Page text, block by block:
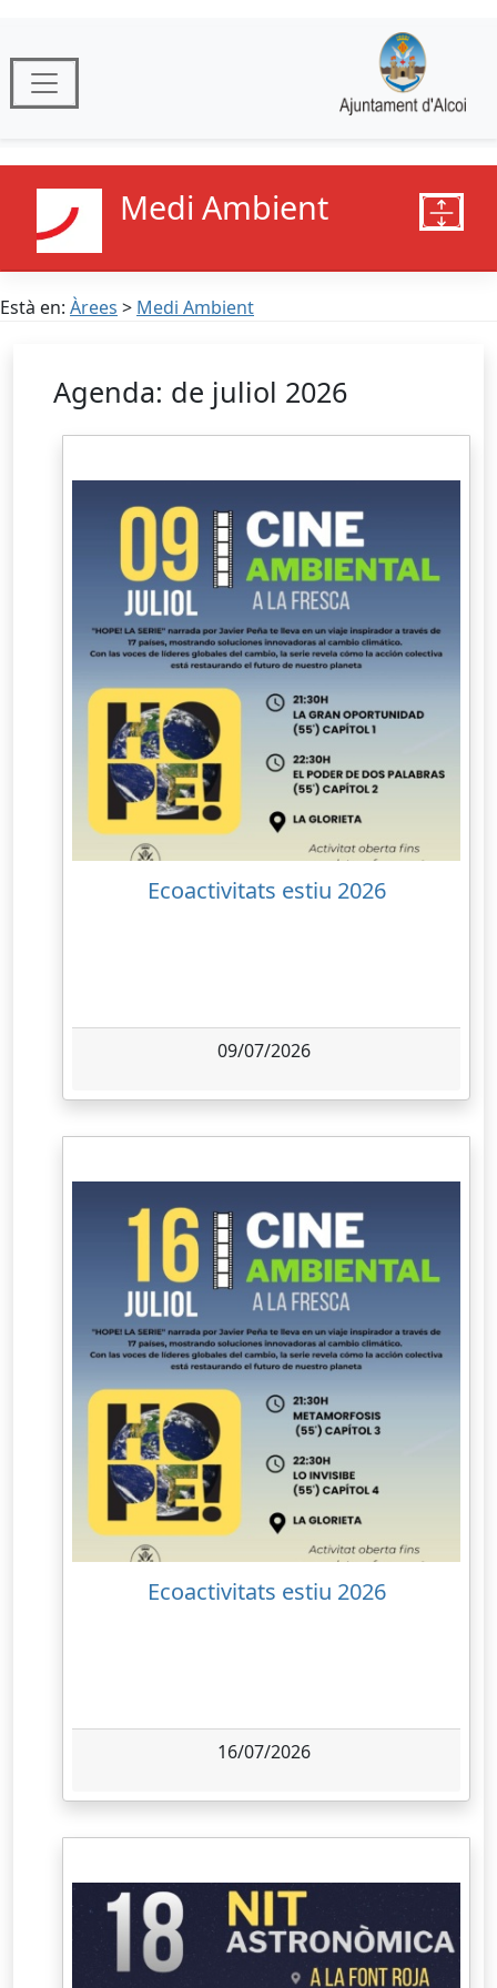
Medi Ambient
Està en: Àrees > Medi Ambient
Agenda: de juliol 2026
Ecoactivitats estiu 2026
09/07/2026
Ecoactivitats estiu 2026
16/07/2026